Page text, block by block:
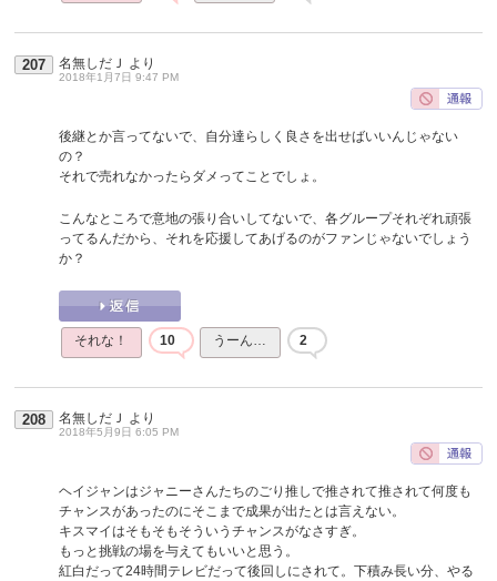
207 名無しだＪ より
2018年1月7日 9:47 PM
後継とか言ってないで、自分達らしく良さを出せばいいんじゃない
の？
それで売れなかったらダメってことでしょ。
こんなところで意地の張り合いしてないで、各グループそれぞれ頑張
ってるんだから、それを応援してあげるのがファンじゃないでしょう
か？
それな！ 10 うーん… 2
208 名無しだＪ より
2018年5月9日 6:05 PM
ヘイジャンはジャニーさんたちのごり推しで推されて推されて何度も
チャンスがあったのにそこまで成果が出たとは言えない。
キスマイはそもそもそういうチャンスがなさすぎ。
もっと挑戦の場を与えてもいいと思う。
紅白だって24時間テレビだって後回しにされて。下積み長い分、やる